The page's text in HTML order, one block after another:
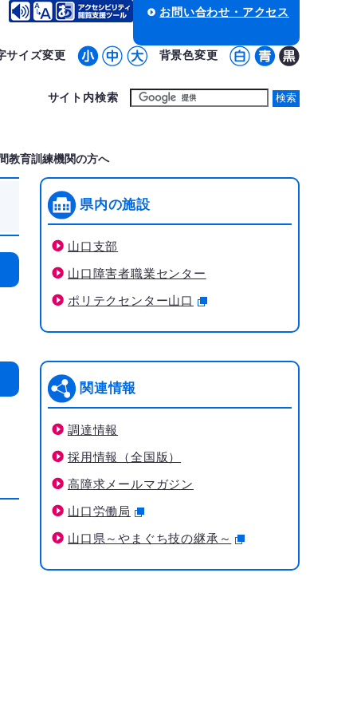
お問い合わせ・アクセス
サイズ変更 背景色変更
サイト内検索
教育訓練機関の方へ
県内の施設
山口支部
山口障害者職業センター
ポリテクセンター山口
関連情報
調達情報
採用情報（全国版）
高障求メールマガジン
山口労働局
山口県～やまぐち技の継承～